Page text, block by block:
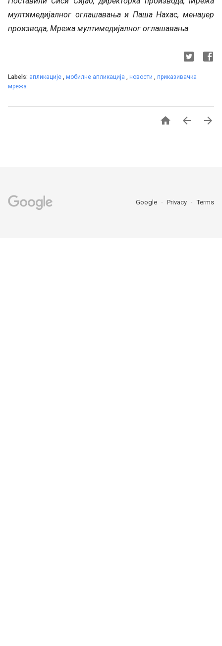
мултимедијалног оглашавања и Паша Нахас, менаџер
производа, Мрежа мултимедијалног оглашавања
Labels: апликације мобилне апликација новости
приказивачка
мрежа
  
Google Privacy Terms